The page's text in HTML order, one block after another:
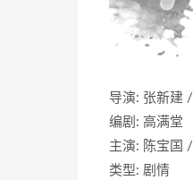
导演: 张新建
编剧: 高满堂
主演: 陈宝国
类型: 剧情